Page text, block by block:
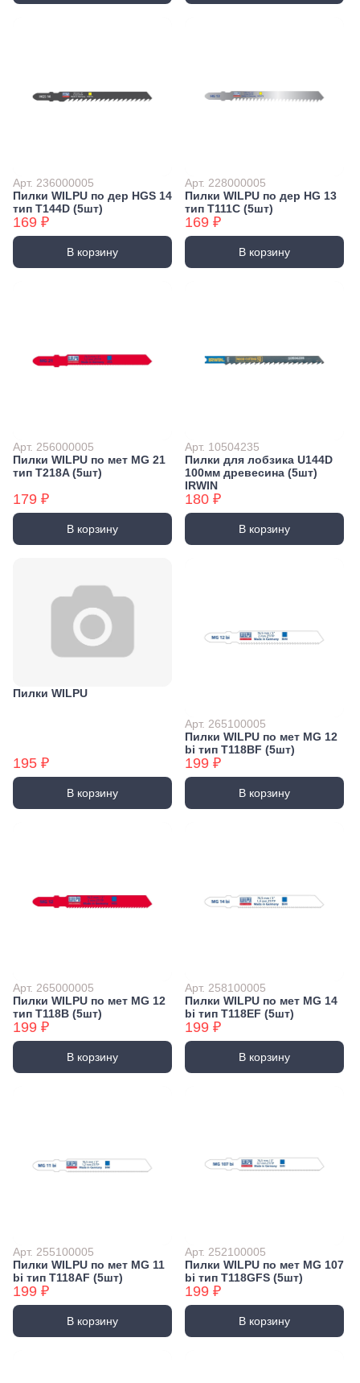
Арт. 236000005
Пилки WILPU по дер HGS 14
тип T144D (5шт)
169 ₽
В корзину
Арт. 228000005
Пилки WILPU по дер HG 13
тип T111C (5шт)
169 ₽
В корзину
Арт. 256000005
Пилки WILPU по мет MG 21
тип T218A (5шт)
179 ₽
В корзину
Арт. 10504235
Пилки для лобзика U144D
100мм древесина (5шт)
IRWIN
180 ₽
В корзину
Пилки WILPU
195 ₽
В корзину
Арт. 265100005
Пилки WILPU по мет MG 12
bi тип T118BF (5шт)
199 ₽
В корзину
Арт. 265000005
Пилки WILPU по мет MG 12
тип T118B (5шт)
199 ₽
В корзину
Арт. 258100005
Пилки WILPU по мет MG 14
bi тип T118EF (5шт)
199 ₽
В корзину
Арт. 255100005
Пилки WILPU по мет MG 11
bi тип T118AF (5шт)
199 ₽
В корзину
Арт. 252100005
Пилки WILPU по мет MG 107
bi тип T118GFS (5шт)
199 ₽
В корзину